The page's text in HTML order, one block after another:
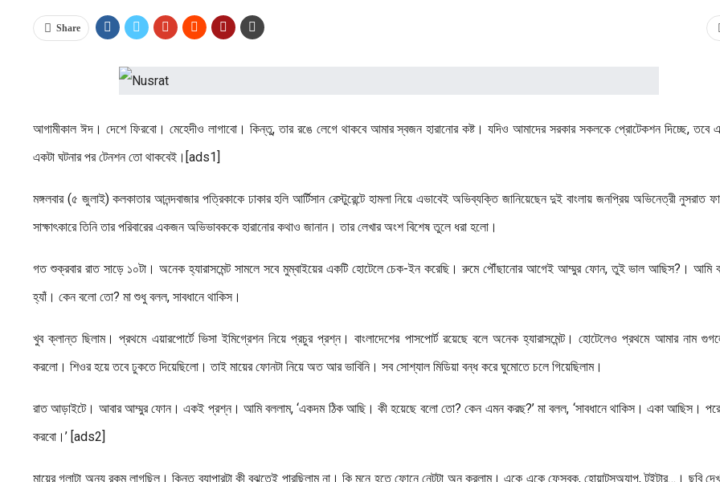
Share
আগামীকাল ঈদ। দেশে ফিরবো। মেহেদীও লাগাবো। কিন্তু, তার রঙে লেগে থাকবে আমার স্বজন হারানোর কষ্ট। যদিও আমাদের সরকার সকলকে প্রোটেকশন দিচ্ছে, তবে
একটা ঘটনার পর টেনশন তো থাকবেই।[ads1]
মঙ্গলবার (৫ জুলাই) কলকাতার আনন্দবাজার পত্রিকাকে ঢাকার হলি আর্টিসান রেস্টুরেন্টে হামলা নিয়ে এভাবেই অভিব্যক্তি জানিয়েছেন দুই বাংলায় জনপ্রিয় অভিনেত্রী নুসরাত
সাক্ষাৎকারে তিনি তার পরিবারের একজন অভিভাবককে হারানোর কথাও জানান। তার লেখার অংশ বিশেষ তুলে ধরা হলো।
গত শুক্রবার রাত সাড়ে ১০টা। অনেক হ্যারাসমেন্ট সামলে সবে মুম্বাইয়ের একটি হোটেলে চেক-ইন করেছি। রুমে পৌঁছানোর আগেই আম্মুর ফোন, তুই ভাল আছিস?। আমি
হ্যাঁ। কেন বলো তো? মা শুধু বলল, সাবধানে থাকিস।
খুব ক্লান্ত ছিলাম। প্রথমে এয়ারপোর্টে ভিসা ইমিগ্রেশন নিয়ে প্রচুর প্রশ্ন। বাংলাদেশের পাসপোর্ট রয়েছে বলে অনেক হ্যারাসমেন্ট। হোটেলেও প্রথমে আমার নাম
করলো। শিওর হয়ে তবে ঢুকতে দিয়েছিলো। তাই মায়ের ফোনটা নিয়ে অত আর ভাবিনি। সব সোশ্যাল মিডিয়া বন্ধ করে ঘুমোতে চলে গিয়েছিলাম।
রাত আড়াইটে। আবার আম্মুর ফোন। একই প্রশ্ন। আমি বললাম, ‘একদম ঠিক আছি। কী হয়েছে বলো তো? কেন এমন করছ?’ মা বলল, ‘সাবধানে থাকিস। একা আছিস।
করবো।’ [ads2]
মায়ের গলাটা অন্য রকম লাগছিল। কিন্তু ব্যাপারটা কী বুঝতেই পারছিলাম না। কি মনে হতে ফোনে নেটটা অন করলাম। একে একে ফেসবুক, হোয়াটসঅ্যাপ, টুইটার…। ছবি